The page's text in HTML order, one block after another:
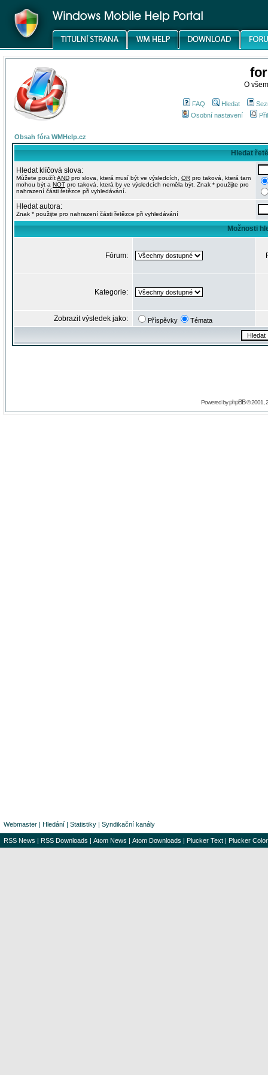
O
FAQ Hledat
Osobní nastavení
Obsah fóra WMHelp.cz
Hledat
Hledat klíčová slova:
Můžete použítAND pro slova, která musí být ve výsledcích, OR pro taková, která tam
mohou být a NOT pro taková, která by ve výsledcích neměla být. Znak * použijte pro
nahrazení části řetězce při vyhledávání.
Hledat autora:
Znak * použijte pro nahrazení části řetězce při vyhledávání
Možnosti
Fórum:
Kategorie:
Zobrazit výsledek jako: Příspěvky Témata
Powered byphpBB© 2001,
Webmaster | Hledání | Statistiky | Syndikační kanály
RSS News | RSS Downloads | Atom News | Atom Downloads | Plucker Text | Plucker Color